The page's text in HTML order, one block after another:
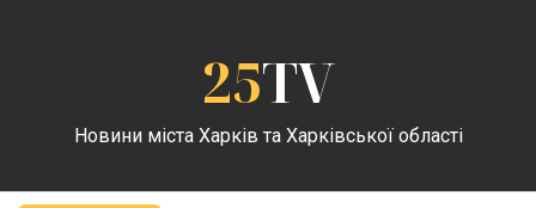
25TV
Новини міста Харків та Харківської області